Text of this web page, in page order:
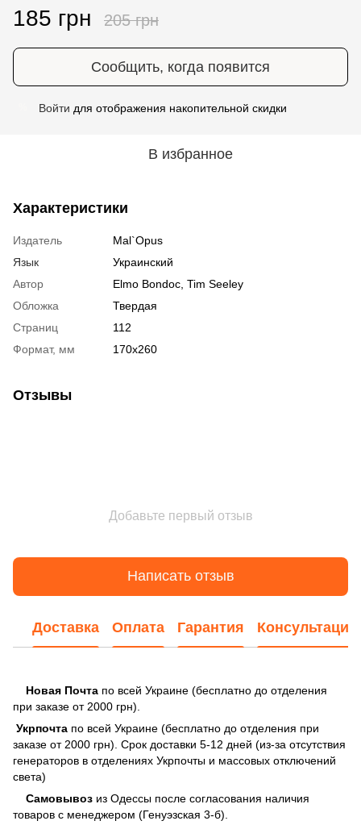
185 грн 205 грн
Сообщить, когда появится
Войти для отображения накопительной скидки
В избранное
Характеристики
Издатель
Mal`Opus
Язык
Украинский
Автор
Elmo Bondoc, Tim Seeley
Обложка
Твердая
Страниц
112
Формат, мм
170х260
Отзывы
Добавьте первый отзыв
Написать отзыв
Доставка Оплата Гарантия Консультация
Новая Почта по всей Украине (бесплатно до отделения
при заказе от 2000 грн).
Укрпочта по всей Украине (бесплатно до отделения при
заказе от 2000 грн). Срок доставки 5-12 дней (из-за отсутствия
генераторов в отделениях Укрпочты и массовых отключений
света)
Самовывоз из Одессы после согласования наличия
товаров с менеджером (Генуэзская 3-б).